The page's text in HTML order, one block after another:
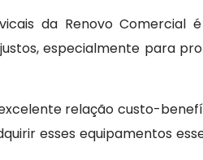
da Renovo Comercial
especialmente para
relação custo-
esses equipamentos